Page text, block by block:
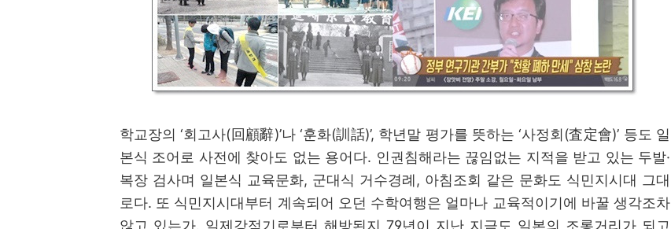
학교장의‘회고사(回顧辭)’나 ‘훈화(訓話)’, 학년말 평가를 뜻하는‘사정회 (査定會)’ 등도 일
본식 조어로 사전에 찾아도 없는 용어다. 인권침해라는 끊임없는 지적을 받고 있는 두발·
복장 검사며 일본식 교육문화, 군대식 거수경례, 아침조회 같은 문화도 식민지시대 그대
로다. 또 식민지시대부터 계속되어 오던 수학여행은 얼마나 교육적이기에 바꿀 생각조차
않고 있는가
일제강점기로부터 해방된지 79년이 지난 지금도 일본의 조롱거리가 되고